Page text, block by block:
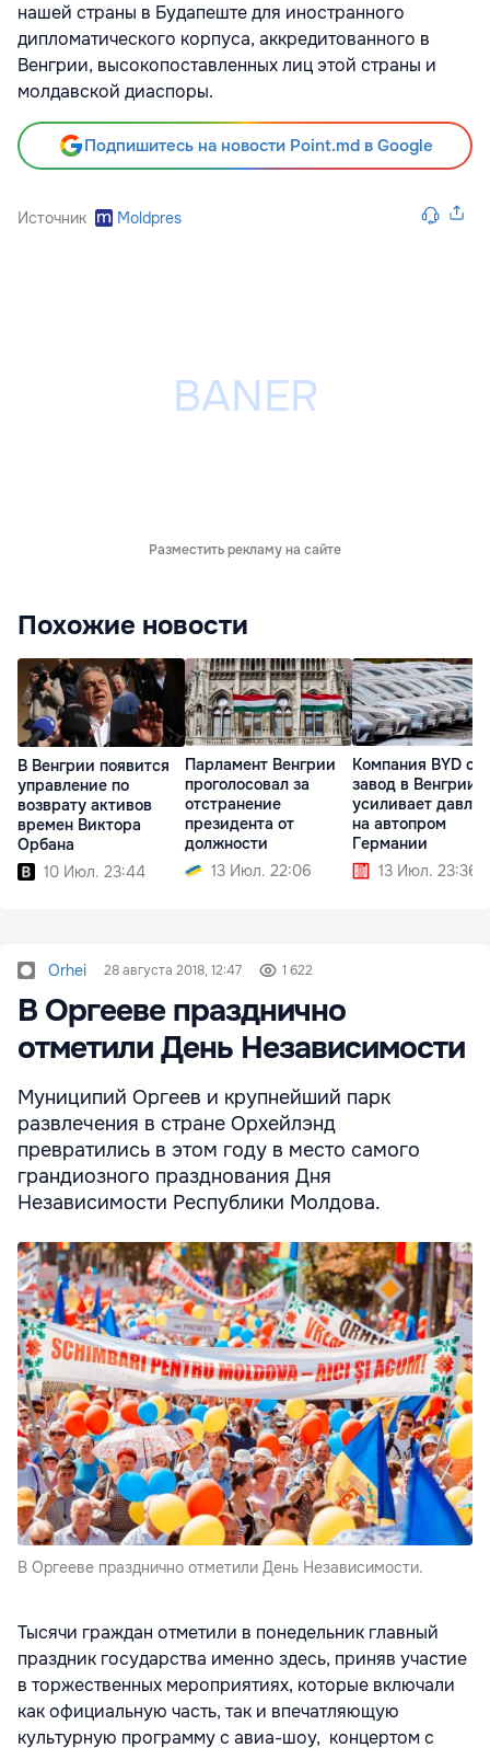
нашей страны в Будапеште для иностранного
дипломатического корпуса, аккредитованного в
Венгрии, высокопоставленных лиц этой страны и
молдавской диаспоры.
Подпишитесь на новости Point.md в Google
Источник Moldpres
Разместить рекламу на сайте
Похожие новости
В Венгрии появится
управление по
возврату активов
времен Виктора
Орбана
10 Июл. 23:44
Парламент Венгрии
проголосовал за
отстранение
президента от
должности
13 Июл. 22:06
Компания BYD
завод в Венгрии и
усиливает
на автопром
Германии
13 Июл. 23:36
Orhei 28 августа 2018, 12:47 1 622
В Оргееве празднично
отметили День Независимости
Муниципий Оргеев и крупнейший парк
развлечения в стране Орхейлэнд
превратились в этом году в место самого
грандиозного празднования Дня
Независимости Республики Молдова.
В Оргееве празднично отметили День Независимости.
Тысячи граждан отметили в понедельник главный
праздник государства именно здесь, приняв участие
в торжественных мероприятиях, которые включали
как официальную часть, так и впечатляющую
культурную программу с авиа-шоу, концертом с